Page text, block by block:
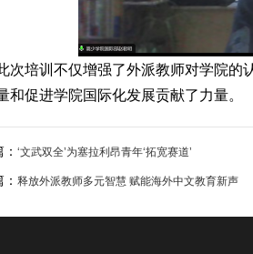
次培训不仅增强了外派教师对学院的
和促进学院国际化发展贡献了力量。
‘文武双全’为塞拉利昂青年‘拓宽赛道’
释放外派教师多元智慧 赋能海外中文教育新声